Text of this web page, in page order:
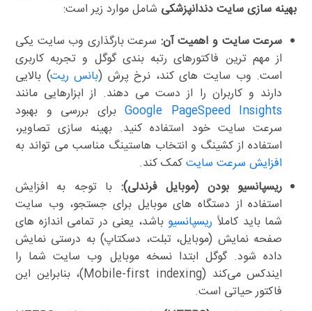
بهینه سازی سایت دندانپزشکی شامل موارد زیر است:
سرعت سایت و اهمیت آن: سرعت بارگذاری وب سایت یکی
از مهم ترین فاکتورهای رتبه بندی گوگل و تجربه کاربری
است. وب سایت های کند، نرخ پرش (بانس ریت) بالایی
دارند و کاربران را از دست می دهند. از ابزارهایی مانند
Google PageSpeed Insightsبرای بررسی و بهبود
سرعت سایت خود استفاده کنید. بهینه سازی تصاویر،
استفاده از کشینگ و انتخاب هاستینگ مناسب می تواند به
افزایش سرعت سایتکمک کند.
ریسپانسیو بودن (موبایل فرندلی): با توجه به افزایش
استفاده از دستگاه های موبایل برای جستجو، وب سایت
شما باید کاملاً ریسپانسیو باشد، یعنی در تمامی اندازه های
صفحه نمایش (موبایل، تبلت، دسکتاپ) به درستی نمایش
داده شود. گوگل ابتدا نسخه موبایل وب سایت شما را
ایندکس می‌کند (Mobile-first indexing)، بنابراین این
فاکتور حیاتی است.